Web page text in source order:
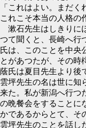
「これはよい。まだく
これこそ本当の人格の
漱石先生はしきりに
つて聞くと、長崎へ行
氏は、このことを中央
とがあつたが、その時
蔭氏は夏目先生より後
雲坪先生の名は世に知
来た。私が新潟へ行つ
の晩餐会をすることに
かであるからとて、そ
雲坪先生のことを話し